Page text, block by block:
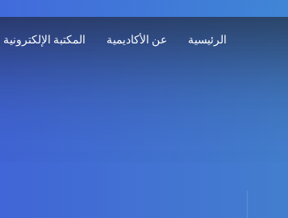
الرئيسية عن الأكاديمية المكتبة الإلكترونية